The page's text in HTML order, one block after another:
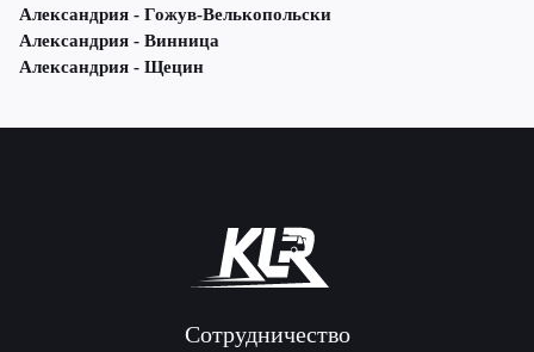
Александрия - Гожув-Велькопольски
Александрия - Винница
Александрия - Щецин
Сотрудничество